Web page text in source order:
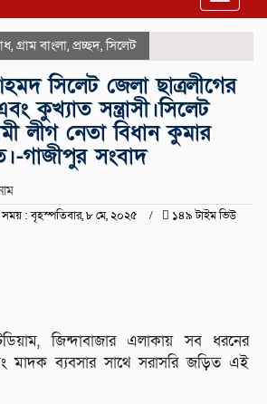
, গ্রাম বাংলা, প্রচ্ছদ,সিলেট
সিলেট জেলা ছাত্রলীগের
কুখ্যাত সন্ত্রাসী।সিলেট
লীগ নেতা বিধান কুমার
গাজীপুর সংবাদ
: বৃহস্পতিবার, ৮ মে, ২০২৫ ১৪৯ টাইম ভিউ
জিন্দাবাজার এলাকায় সব ধরনের
মাদক ব্যবসার সাথে সরাসরি জড়িত এই